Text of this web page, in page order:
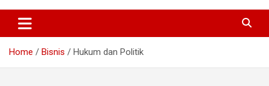
Home Bisnis Hukum dan Politik